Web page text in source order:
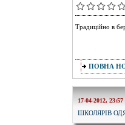
Традиційно в
ПОВНА
17-04-2012, 23:57
ШКОЛЯРІВ